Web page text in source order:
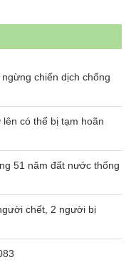
chiến dịch chống
có thể bị tạm hoãn
51 năm đất nước thống
chết, 2 người bị